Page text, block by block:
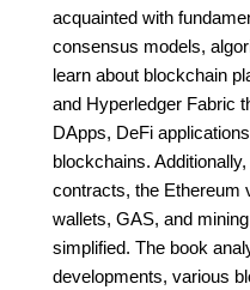
acquainted with
consensus models,
learn about blockchain
and Hyperledger Fabric
DApps, DeFi
blockchains.
contracts, the Ethereum
wallets, GAS, and
simplified. The book
developments, various